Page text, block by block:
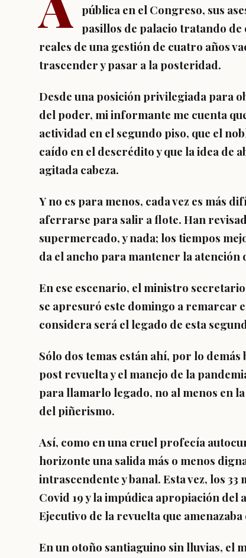
pública en el Congreso, sus
pasillos de palacio tratando de
reales de una gestión de cuatro años
trascender y pasar a la posteridad.
Desde una posición privilegiada para
del poder, mi informante me cuenta
actividad en el segundo piso, que el
caído en el descrédito y que la idea de
agitada cabeza.
Y no es para menos, cada vez es más
aferrarse para salir a flote. Han
supermercado, y nada; los tiempos
da el ancho para mantener la atención
En ese escenario, el ministro
se apresuró este domingo a remarcar
considera será el legado de esta
Sólo dos temas están ahí, por lo
post revuelta y el manejo de la
para llamarlo legado, no al menos en
del piñerismo.
Así, como en una cruel profecía
horizonte una salida más o menos
intrascendente y banal. Esta vez, los
Covid 19 y la impúdica apropiación
Ejecutivo de la revuelta que
En un otoño santiaguino sin lluvias, el